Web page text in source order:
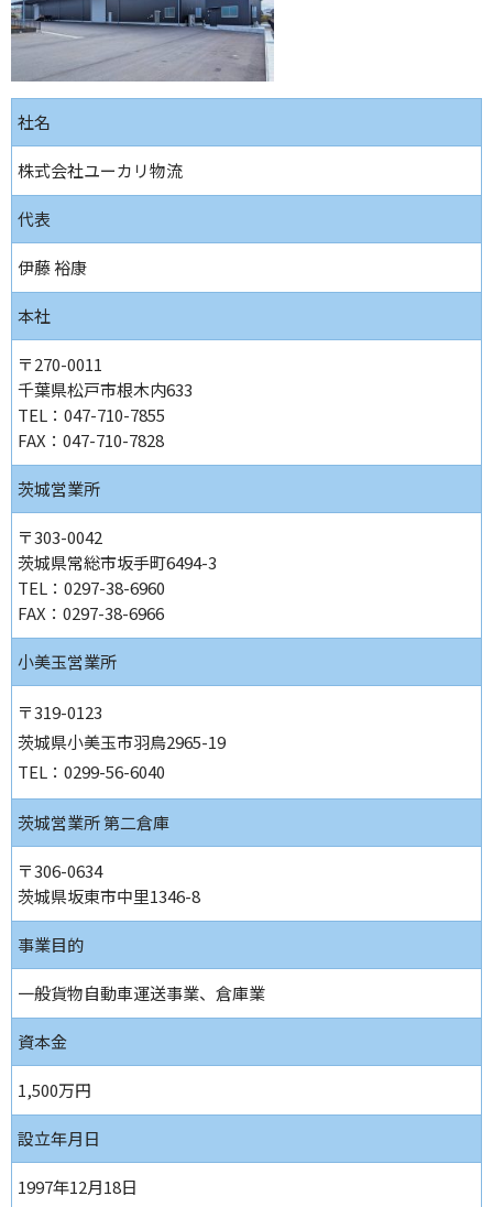
社名
株式会社ユーカリ物流
代表
伊藤 裕康
本社
〒270-0011
千葉県松戸市根木内633
TEL：047-710-7855
FAX：047-710-7828
茨城営業所
〒303-0042
茨城県常総市坂手町6494-3
TEL：0297-38-6960
FAX：0297-38-6966
小美玉営業所
〒319-0123
茨城県小美玉市羽鳥2965-19
TEL：0299-56-6040
茨城営業所 第二倉庫
〒306-0634
茨城県坂東市中里1346-8
事業目的
一般貨物自動車運送事業、倉庫業
資本金
1,500万円
設立年月日
1997年12月18日